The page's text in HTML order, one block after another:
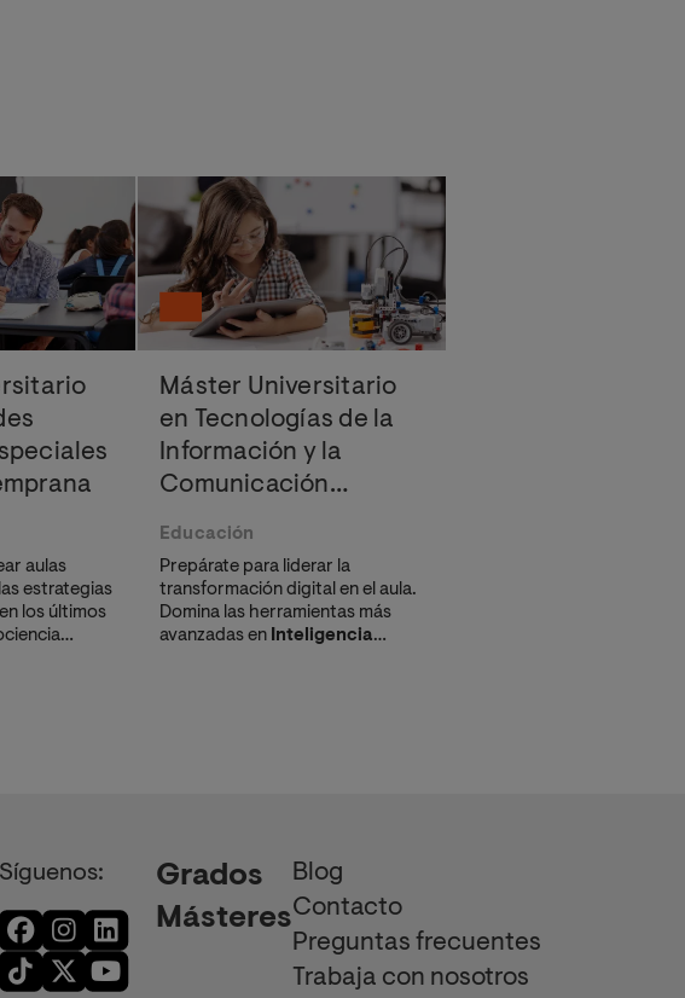
aulas
estrategias
los últimos
Máster Universitario
en Tecnologías de la
Información y la
Comunicación
Educación
Prepárate para liderar la
transformación digital en el aula.
Domina las herramientas más
avanzadas en Inteligencia
Síguenos:
Grados
Másteres
Blog
Contacto
Preguntas frecuentes
Trabaja con nosotros